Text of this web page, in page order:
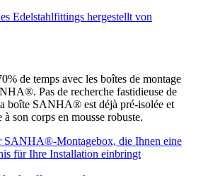
de temps avec les boîtes de montage
Pas de recherche fastidieuse de
boîte SANHA® est déjà pré-isolée et
à son corps en mousse robuste.